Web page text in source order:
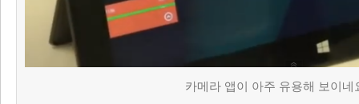
카메라 앱이 아주 유용해 보이네